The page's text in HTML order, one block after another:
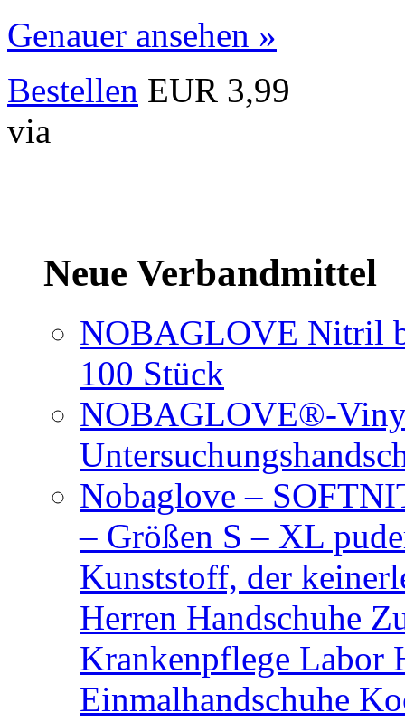
Genauer ansehen »
Bestellen EUR 3,99
via
Neue Verbandmittel
NOBAGLOVE Nitril
100 Stück
NOBAGLOVE®-
Nobaglove –
– Größen S – XL
Kunststoff, der
Herren Handschuhe
Krankenpflege Labor
Einmalhandschuhe